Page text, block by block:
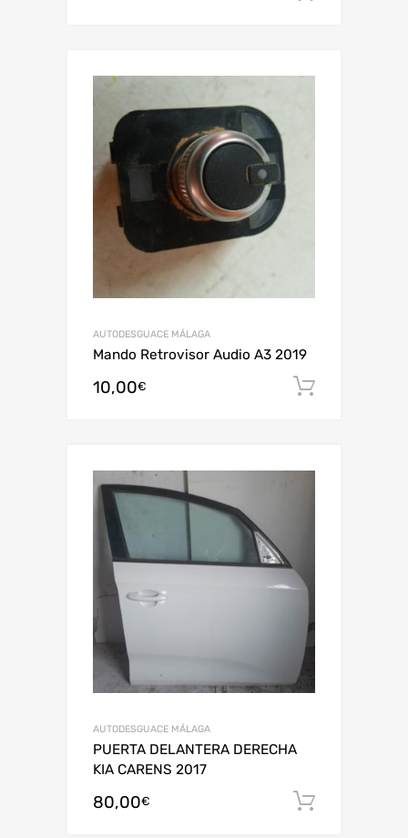
AUTODESGUACE MÁLAGA
Mando Retrovisor Audio A3 2019
10,00€
AUTODESGUACE MÁLAGA
PUERTA DELANTERA DERECHA
KIA CARENS 2017
80,00€